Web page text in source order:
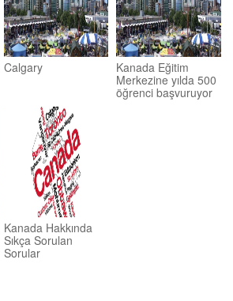
Calgary
Kanada Eğitim
Merkezine yılda 500
öğrenci başvuruyor
Kanada Hakkında
Sıkça Sorulan
Sorular